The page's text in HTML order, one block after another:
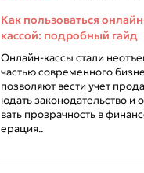
Как пользоваться
кассой: подробный гайд
Онлайн-кассы стали
частью современного
позволяют вести учет
юдать законодательство и
вать прозрачность в
ерация..